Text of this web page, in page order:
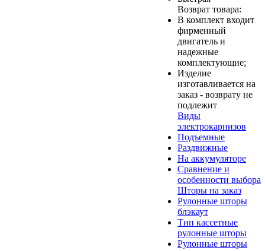
Возврат товара:
В комплект входит
фирменный
двигатель и
надежные
комплектующие;
Изделие
изготавливается на
заказ - возврату не
подлежит
Виды
электрокарнизов
Подъемные
Раздвижные
На аккумуляторе
Сравнение и
особенности выбора
Шторы на заказ
Рулонные шторы
блэкаут
Тип кассетные
рулонные шторы
Рулонные шторы